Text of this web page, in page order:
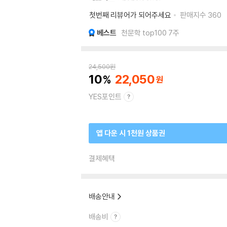
첫번째 리뷰어가 되어주세요
판매지수 360
베스트 천문학 top100 7주
24,500원
10 22,050
YES포인트
앱 다운 시 1천원 상품권
결제혜택
배송안내
배송비